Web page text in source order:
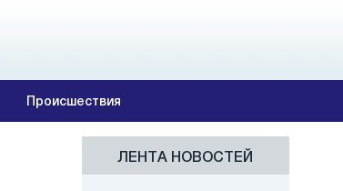
Происшествия
ЛЕНТА НОВОСТЕЙ